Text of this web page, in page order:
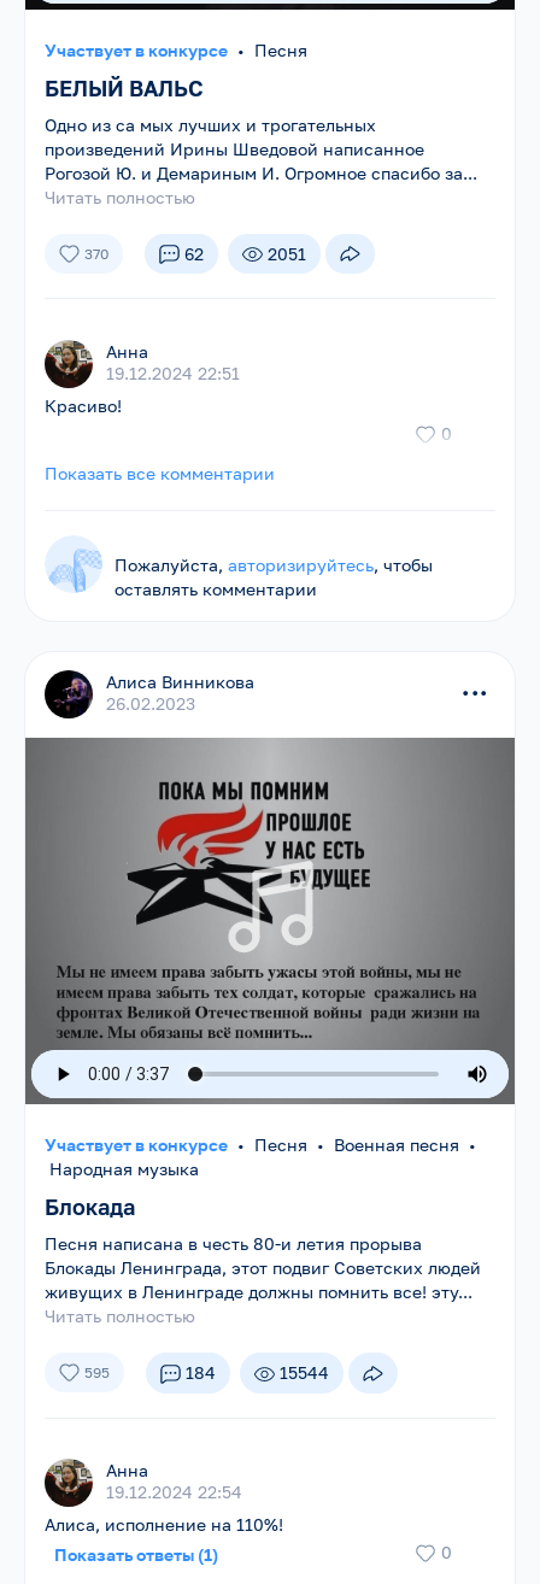
Участвует в конкурсе • Песня
БЕЛЫЙ ВАЛЬС
Одно из са мых лучших и трогательных
произведений Ирины Шведовой написанное
Рогозой Ю. и Демариным И. Огромное спасибо за...
Читать полностью
370 62 2051
Анна
19.12.2024 22:51
Красиво!
0
Показать все комментарии
Пожалуйста,авторизируйтесь, чтобы
оставлять комментарии
Алиса Винникова
26.02.2023
...
Участвует в конкурсе • Песня • Военная песня •
Народная музыка
Блокада
Песня написана в честь 80-и летия прорыва
Блокады Ленинграда, этот подвиг Советских людей
живущих в Ленинграде должны помнить все! эту...
Читать полностью
595 184 15544
Анна
19.12.2024 22:54
Алиса, исполнение на 110%!
Показать ответы (1)
0